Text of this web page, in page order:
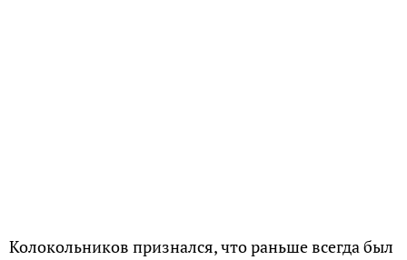
Колокольников признался, что раньше всегда был